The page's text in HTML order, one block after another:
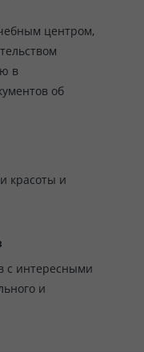
центром,
в
об
красоты и
с интересными
и